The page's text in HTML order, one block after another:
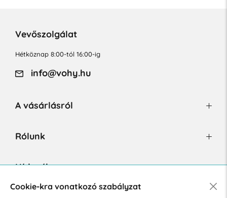
Vevőszolgálat
Hétköznap 8:00-tól 16:00-ig
info@vohy.hu
A vásárlásról
Rólunk
Hírlevél
Cookie-kra vonatkozó szabályzat